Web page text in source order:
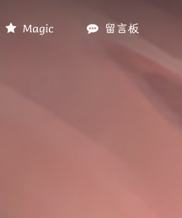
Magic 留言板